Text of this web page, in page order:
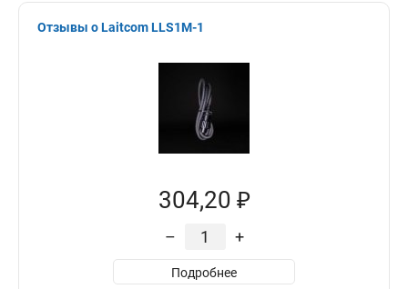
Отзывы о Laitcom LLS1M-1
304,20 ₽
– +
Подробнее